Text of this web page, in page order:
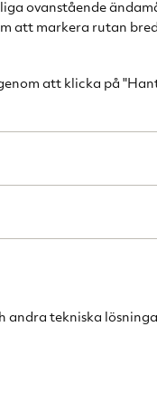
ovanstående
att markera rutan
att klicka på
andra tekniska
Nyheten
hemma som
förvaras i kyl.